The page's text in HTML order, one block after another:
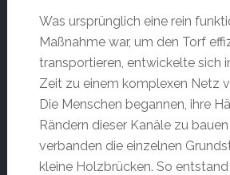
Was ursprünglich eine rein
Maßnahme war, um den Torf
transportieren, entwickelte sich
Zeit zu einem komplexen Netz
Die Menschen begannen, ihre
Rändern dieser Kanäle zu
verbanden die einzelnen
kleine Holzbrücken. So